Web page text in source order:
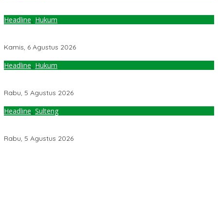
Headline, Hukum
Kamis, 6 Agustus 2026
Headline, Hukum
Rabu, 5 Agustus 2026
Headline, Sulteng
Rabu, 5 Agustus 2026